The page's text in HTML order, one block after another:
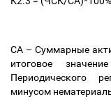
СА – Суммарные
итоговое
Периодического
минусом